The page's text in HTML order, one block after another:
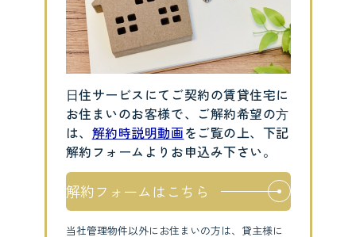
⽇住サービスにてご契約の賃貸住宅に
お住まいのお客様で、ご解約希望の⽅
は、 解約時説明動画をご覧の上、下記
解約フォームよりお申込み下さい。
解約フォームはこちら
当社管理物件以外にお住まいの方は、貸主様に